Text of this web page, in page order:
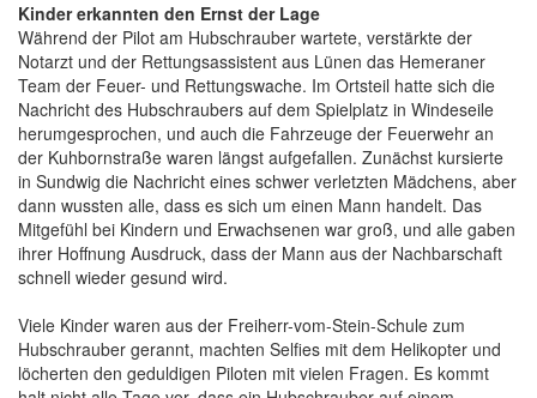
Kinder erkannten den Ernst der Lage
Während der Pilot am Hubschrauber wartete, verstärkte der
Notarzt und der Rettungsassistent aus Lünen das Hemeraner
Team der Feuer- und Rettungswache. Im Ortsteil hatte sich die
Nachricht des Hubschraubers auf dem Spielplatz in Windeseile
herumgesprochen, und auch die Fahrzeuge der Feuerwehr an
der Kuhbornstraße waren längst aufgefallen. Zunächst kursierte
in Sundwig die Nachricht eines schwer verletzten Mädchens, aber
dann wussten alle, dass es sich um einen Mann handelt. Das
Mitgefühl bei Kindern und Erwachsenen war groß, und alle gaben
ihrer Hoffnung Ausdruck, dass der Mann aus der Nachbarschaft
schnell wieder gesund wird.
Viele Kinder waren aus der Freiherr-vom-Stein-Schule zum
Hubschrauber gerannt, machten Selfies mit dem Helikopter und
löcherten den geduldigen Piloten mit vielen Fragen. Es kommt